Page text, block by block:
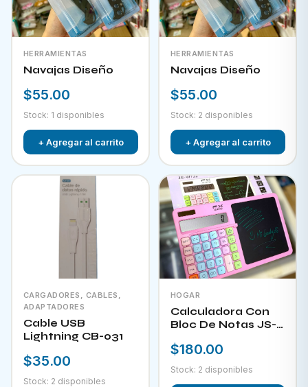
HERRAMIENTAS
Navajas Diseño
$55.00
Stock: 1 disponibles
+ Agregar al carrito
HERRAMIENTAS
Navajas Diseño
$55.00
Stock: 2 disponibles
+ Agregar al carrito
CARGADORES, CABLES,
ADAPTADORES
Cable USB
Lightning CB-031
$35.00
Stock: 2 disponibles
HOGAR
Calculadora Con
Bloc De Notas JS-
$180.00
Stock: 2 disponibles